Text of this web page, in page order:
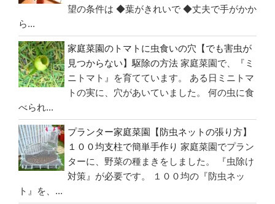
通
の
土
に
植
え
し
ま
い
ま
た”
望の条件は ◆葉がきれいで ◆丈夫で手がかか
ら...
家庭菜園のトマトに虫食いの穴【でも害虫が
見つからない】駆除の方法 家庭菜園で、『ミ
ニトマト』を育てています。 ある日ミニトマ
トの実に、穴があいていました。 何の虫に食
べられ...
プランター家庭菜園【防虫ネットの張り方】
１００均支柱で簡単手作り 家庭菜園でプラン
ターに、野菜の種まきをしました。 『虫除け
対策』が必要です。 １００均の『防虫ネッ
ト』を、...